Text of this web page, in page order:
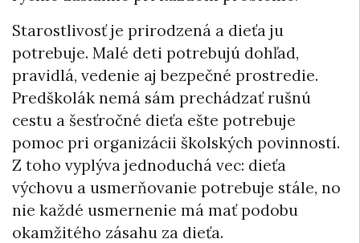
Starostlivosť je prirodzená a dieťa ju
potrebuje. Malé deti potrebujú dohľad,
pravidlá, vedenie aj bezpečné prostredie.
Predškolák nemá sám prechádzať rušnú
cestu a šesťročné dieťa ešte potrebuje
pomoc pri organizácii školských povinností.
Z toho vyplýva jednoduchá vec: dieťa
výchovu a usmerňovanie potrebuje stále, no
nie každé usmernenie má mať podobu
okamžitého zásahu za dieťa.